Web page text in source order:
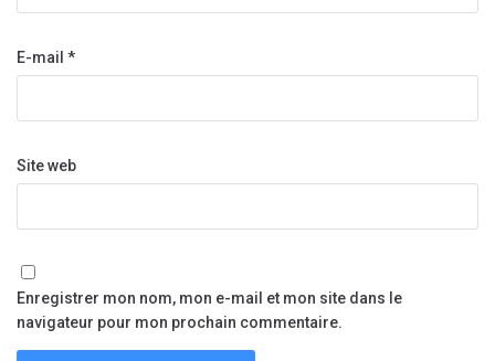
E-mail *
Site web
Enregistrer mon nom, mon e-mail et mon site dans le
navigateur pour mon prochain commentaire.